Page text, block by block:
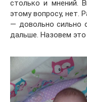
столько и мнений.
этому вопросу, нет.
— довольно сильно
дальше. Назовем